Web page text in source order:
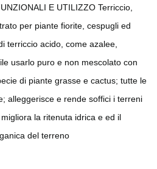
E UTILIZZO Terriccio,
per piante fiorite, cespugli ed
terriccio acido, come azalee,
usarlo puro e non mescolato con
di piante grasse e cactus; tutte le
alleggerisce e rende soffici i terreni
la ritenuta idrica e ed il
del terreno